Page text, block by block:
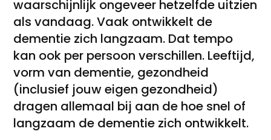
waarschijnlijk ongeveer hetzelfde uitzien
als vandaag. Vaak ontwikkelt de
dementie zich langzaam. Dat tempo
kan ook per persoon verschillen. Leeftijd,
vorm van dementie, gezondheid
(inclusief jouw eigen gezondheid)
dragen allemaal bij aan de hoe snel of
langzaam de dementie zich ontwikkelt.